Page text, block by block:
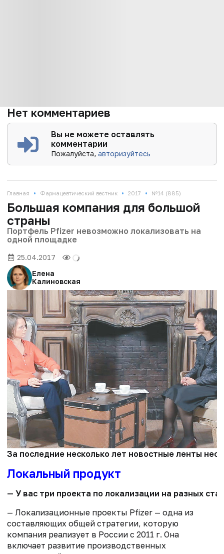
Нет комментариев
Вы не можете оставлять
комментарии
Пожалуйста,авторизуйтесь
Главная • Фармацевтический вестник • 2017 • №14 (885)
Большая компания для большой
страны
Портфель Pfizer невозможно локализовать на
одной площадке
25.04.2017
Елена
Калиновская
За последние несколько лет новостные ленты
Локальный продукт
— У вас три проекта по локализации на разных
— Локализационные проекты Pfizer — одна из
составляющих общей стратегии, которую
компания реализует в России с 2011 г. Она
включает развитие производственных